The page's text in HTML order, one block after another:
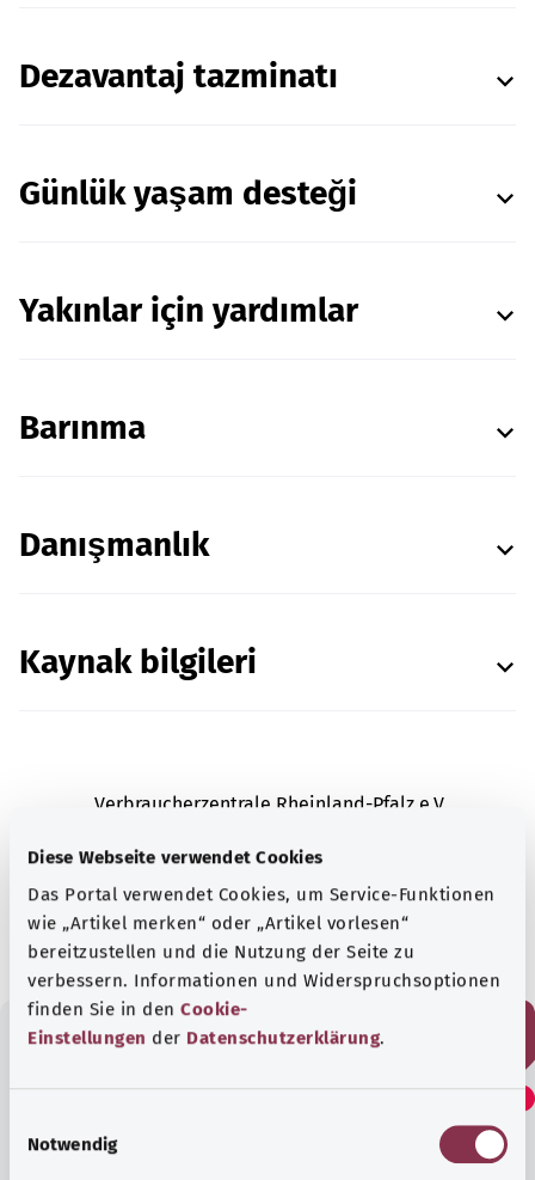
Diese Webseite verwendet Cookies
Das Portal verwendet Cookies, um Service-Funktionen
wie „Artikel merken“ oder „Artikel vorlesen“
bereitzustellen und die Nutzung der Seite zu
verbessern. Informationen und Widerspruchsoptionen
finden Sie in den Cookie-
Einstellungen der Datenschutzerklärung.
Notwendig
Dezavantaj tazminatı
Günlük yaşam desteği
Yakınlar için yardımlar
Barınma
Danışmanlık
Kaynak bilgileri
Verbraucherzentrale Rheinland-Pfalz e.V.
RLP)
tarafından kontrol edilmiştir
Tarih:01.01.2025
Bu yazıyı faydalı buldunuz